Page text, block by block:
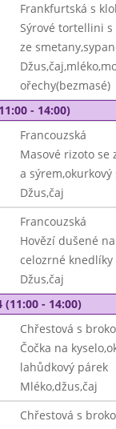
Frankfurtská s
Sýrové tortellini s
ze
ořechy(bezmasé)
- 14:00)
Francouzská
Masové rizoto se
a sýrem,okurkový
Džus,čaj
Francouzská
Hovězí dušené
celozrné knedlíky
Džus,čaj
(11:00 - 14:00)
Chřestová s
Čočka na
lahůdkový párek
Mléko,džus,čaj
Chřestová s